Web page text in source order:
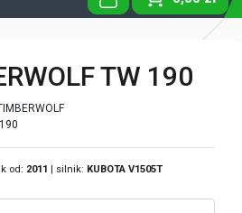
Toggle
TW 190
od: 2011 | silnik: KUBOTA V1505T